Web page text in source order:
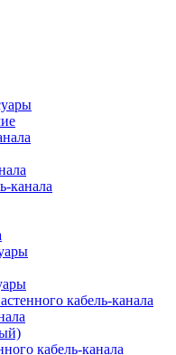
канала
кабель-канала
кабель-канала